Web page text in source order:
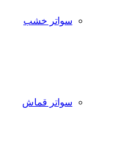
سواتر خشب
سواتر قماش